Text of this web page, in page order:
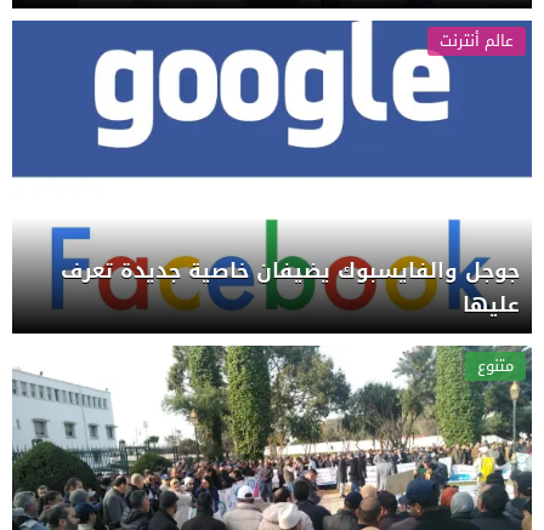
عالم أنترنت
جوجل والفايسبوك يضيفان خاصية جديدة تعرف
عليها
متنوع